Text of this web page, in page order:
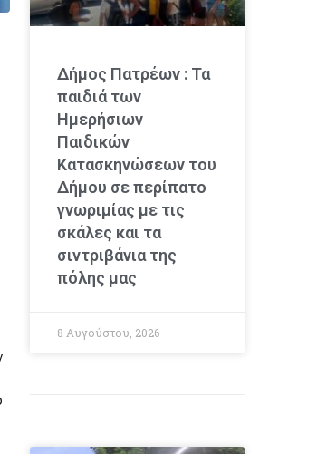
Δήμος Πατρέων : Τα
παιδιά των
Ημερήσιων
Παιδικών
Κατασκηνώσεων του
Δήμου σε περίπατο
γνωριμίας με τις
σκάλες και τα
σιντριβάνια της
πόλης μας
8 Αυγούστου, 2026